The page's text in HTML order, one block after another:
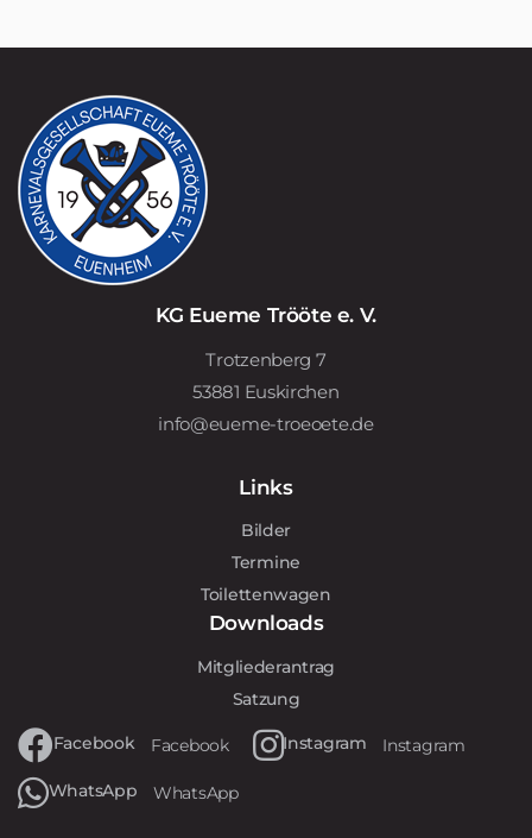
KG Eueme Trööte e. V.
Trotzenberg 7
53881 Euskirchen
info@eueme-troeoete.de
Links
Bilder
Termine
Toilettenwagen
Downloads
Mitgliederantrag
Satzung
Facebook Facebook Instagram Instagram
WhatsApp WhatsApp